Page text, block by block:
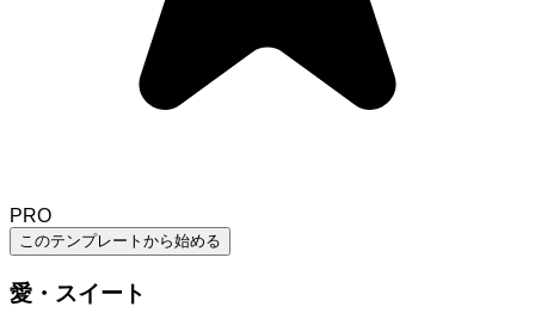
PRO
このテンプレートから始める
愛・スイート